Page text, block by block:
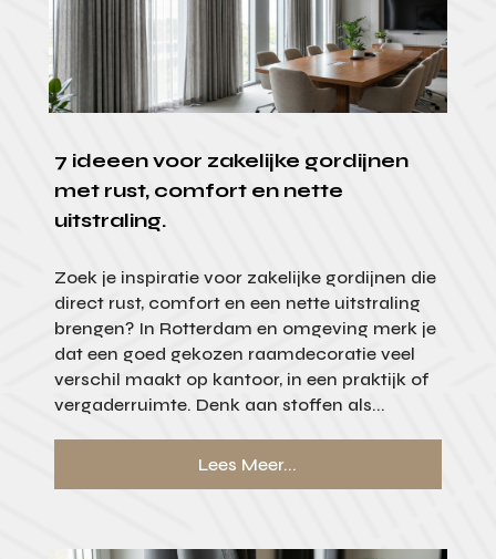
7 ideeen voor zakelijke gordijnen
met rust, comfort en nette
uitstraling.
Zoek je inspiratie voor zakelijke gordijnen die
direct rust, comfort en een nette uitstraling
brengen? In Rotterdam en omgeving merk je
dat een goed gekozen raamdecoratie veel
verschil maakt op kantoor, in een praktijk of
vergaderruimte. Denk aan stoffen als...
Lees Meer...